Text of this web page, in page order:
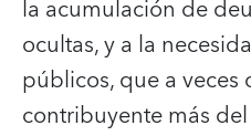
la acumulación de
ocultas, y a la
públicos, que a veces
contribuyente más